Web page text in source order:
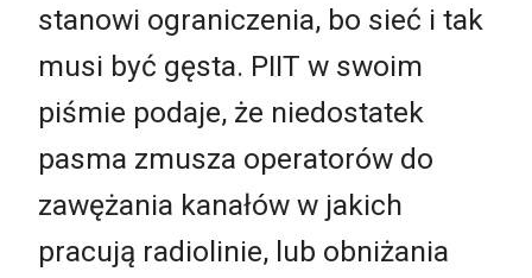
stanowi ograniczenia, bo sieć i tak
musi być gęsta. PIIT w swoim
piśmie podaje, że niedostatek
pasma zmusza operatorów do
zawężania kanałów w jakich
pracują radiolinie, lub obniżania